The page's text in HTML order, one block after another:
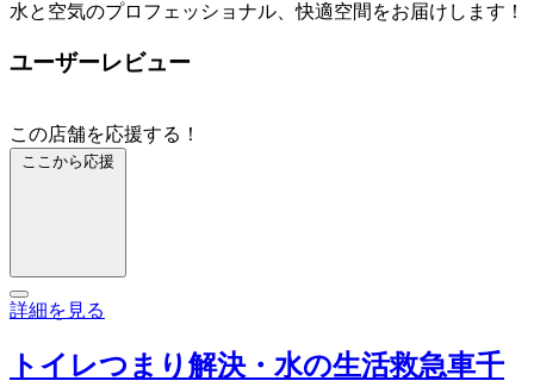
水と空気のプロフェッショナル、快適空間をお届けします！
ユーザーレビュー
この店舗を応援する！
ここから応援
詳細を見る
トイレつまり解決・水の生活救急車千